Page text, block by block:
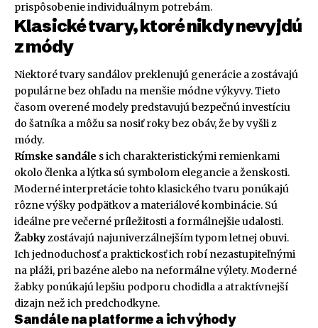
prispôsobenie individuálnym potrebám.
Klasické tvary, ktoré nikdy nevyjdú
z módy
Niektoré tvary sandálov preklenujú generácie a zostávajú
populárne bez ohľadu na menšie módne výkyvy. Tieto
časom overené modely predstavujú bezpečnú investíciu
do šatníka a môžu sa nosiť roky bez obáv, že by vyšli z
módy.
Rímske sandále s ich charakteristickými remienkami
okolo členka a lýtka sú symbolom elegancie a ženskosti.
Moderné interpretácie tohto klasického tvaru ponúkajú
rôzne výšky podpätkov a materiálové kombinácie. Sú
ideálne pre večerné príležitosti a formálnejšie udalosti.
Žabkyzostávajú najuniverzálnejším typom letnej obuvi.
Ich jednoduchosť a praktickosť ich robí nezastupiteľnými
na pláži, pri bazéne alebo na neformálne výlety. Moderné
žabky ponúkajú lepšiu podporu chodidla a atraktívnejší
dizajn než ich predchodkyne.
Sandále na platforme a ich výhody